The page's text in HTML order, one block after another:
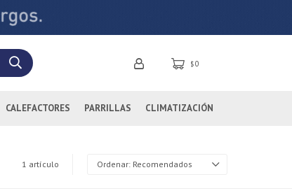
CALEFACTORES PARRILLAS CLIMATIZACIÓN
$0
1 artículo Recomendados